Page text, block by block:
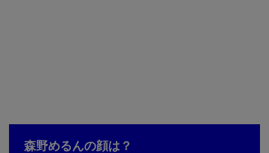
森野めるんの顔は？